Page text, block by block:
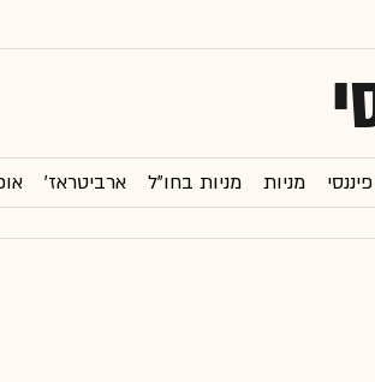
מניות מניות בחו"ל ארביטראז'